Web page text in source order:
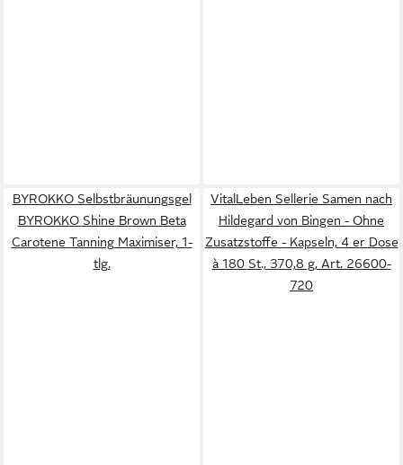
BYROKKO Selbstbräunungsgel
BYROKKO Shine Brown Beta
Carotene Tanning Maximiser, 1-
tlg.
VitalLeben Sellerie Samen nach
Hildegard von Bingen - Ohne
Zusatzstoffe - Kapseln, 4 er Dose
à 180 St., 370,8 g, Art. 26600-
720